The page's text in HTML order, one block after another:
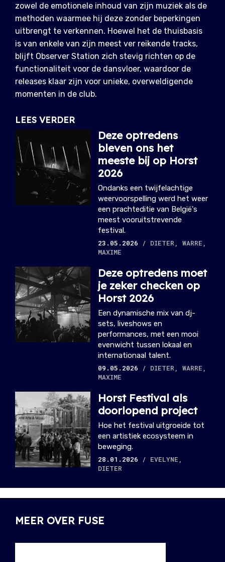
zowel de emotionele inhoud van zijn muziek als de
methoden waarmee hij deze zonder beperkingen
uitbrengt te verkennen. Hoewel het de thuisbasis
is van enkele van zijn meest ver reikende tracks,
blijft Observer Station zich stevig richten op de
functionaliteit voor de dansvloer, waardoor de
releases klaar zijn voor unieke, overweldigende
momenten in de club.
LEES VERDER
Deze optredens
bleven ons het
meeste bij op Horst
2026
Ondanks een twijfelachtige
weervoorspelling werd het weer
een prachteditie van België's
meest vooruitstrevende
festival.
23.05.2026
/ DIETER, WARRE,
MAXIME
Deze optredens moet
je zeker checken op
Horst 2026
Een dynamische mix van dj-
sets, liveshows en
performances, met een mooi
evenwicht tussen lokaal en
internationaal talent.
09.05.2026
/ DIETER, WARRE,
MAXIME
Horst Festival als
doorlopend project
Hoe het festival uitgroeide tot
een artistiek ecosysteem in
beweging.
28.01.2026
/ EVELYNE,
DIETER
MEER OVER FUSE